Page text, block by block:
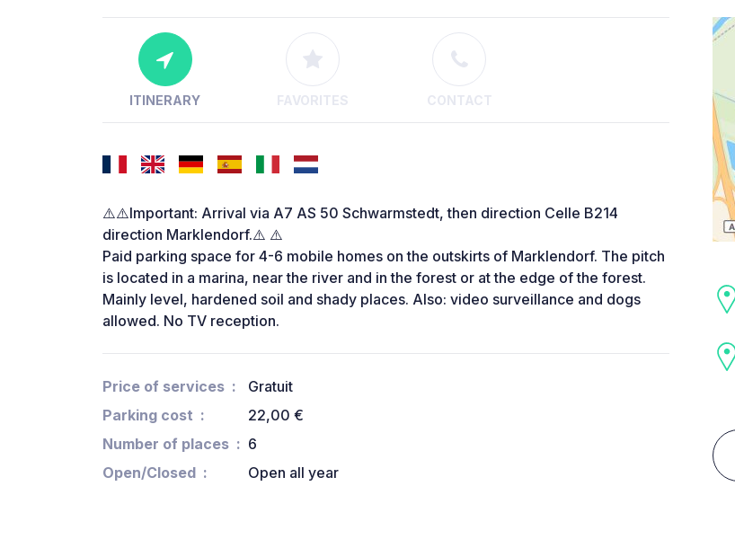
ITINERARY FAVORITES CONTACT
⚠️⚠️Important: Arrival via A7 AS 50 Schwarmstedt, then direction Celle B214
direction Marklendorf.⚠️ ⚠️
Paid parking space for 4-6 mobile homes on the outskirts of Marklendorf. The pitch
is located in a marina, near the river and in the forest or at the edge of the forest.
Mainly level, hardened soil and shady places. Also: video surveillance and dogs
allowed. No TV reception.
Price of services
Gratuit
Parking cost
22,00 €
Number of places
6
Open/Closed
Open all year